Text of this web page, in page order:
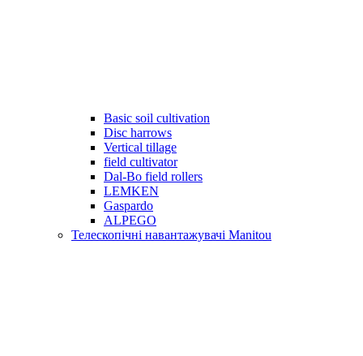
Basic soil cultivation
Disc harrows
Vertical tillage
field cultivator
Dal-Bo field rollers
LEMKEN
Gaspardo
ALPEGO
Телескопічні навантажувачі Manitou